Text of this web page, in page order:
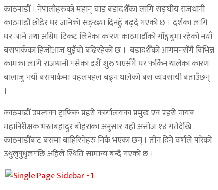
काठमाडौँ । नेपालीहरुको महान् चाड बडादशैँका लागि सङ्घीय राजधानी
काठमाडौँ छोडेर घर जानेको सङ्ख्या दिनहुँ बढ्दै गएको छ । दशैंका लागि
घर जाने तथा अग्रिम टिकट लिनेका कारण काठमाडौँको गोँङ्गबुमा रहेको नयाँ
बसपार्कका हिजोआज घुइँचो बढिरहेको छ । बडादशैँको आगमनसँगै विभिन्न
कामका लागि राजधानी पसेका दशैं शुरु भएसँगै घर फर्किन थालेका कारण
बालाजु नयाँ बसपार्कमा चहलपहल बढ्न थालेको बस व्यवसायी बताउँछन्
।
काठमाडौँ उपत्यका ट्राफिक प्रहरी कार्यालयका प्रमुख एवं प्रहरी नायब
महानिरीक्षक भरतबहादुर बोहराका अनुसार यही असोज १४ गतेदेखि
काठमाडौँबाट बसमा बाहिरिनेहरु निकै भएका छन् । तीन दिने वर्षाले पारेको
उथुलुपुथुलपछि अहिले स्थिति सामान्य बन्दै गएको छ ।